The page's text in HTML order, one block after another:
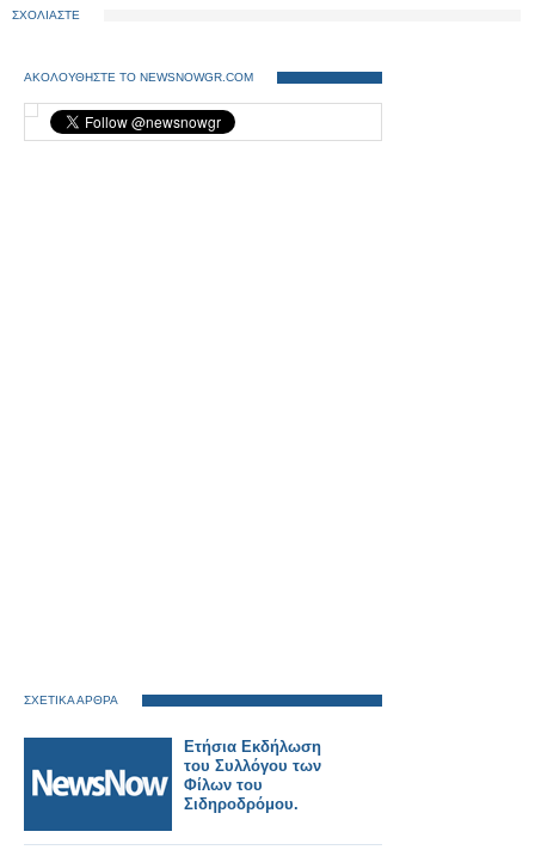
ΣΧΟΛΙΑΣΤΕ
ΑΚΟΛΟΥΘΗΣΤΕ ΤΟ NEWSNOWGR.COM
ΣΧΕΤΙΚΑ ΑΡΘΡΑ
Ετήσια Εκδήλωση
του Συλλόγου των
Φίλων του
Σιδηροδρόμου.